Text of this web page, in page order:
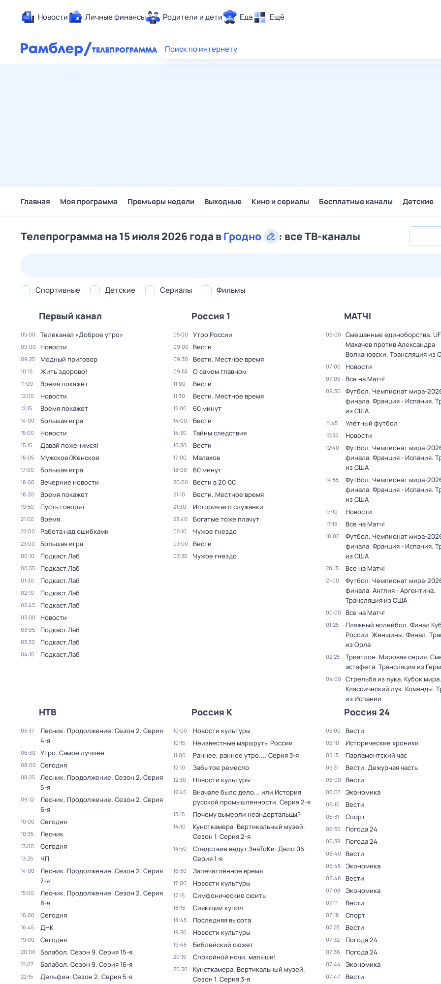
Новости Личные финансы Родители и дети Еда Ещё
Здоровье
Поиск по интернету
Главная Моя программа Премьеры недели Выходные Кино и сериалы Бесплатные каналы Детские
Телепрограмма на 15 июля 2026 года вГродно : все ТВ-каналы
Спортивные Детские Сериалы Фильмы
Первый канал
05:00 Телеканал «Доброе утро»
09:00 Новости
09:25 Модный приговор
10:15 Жить здорово!
11:00 Время покажет
12:00 Новости
12:15 Время покажет
14:00 Большая игра
15:00 Новости
15:15 Давай поженимся!
16:05 Мужское/Женское
17:00 Большая игра
18:00 Вечерние новости
18:30 Время покажет
19:50 Пусть говорят
21:00 Время
22:00 Работа над ошибками
23:00 Большая игра
00:10 Подкаст.Лаб
00:55 Подкаст.Лаб
01:30 Подкаст.Лаб
02:10 Подкаст.Лаб
02:45 Подкаст.Лаб
03:00 Новости
03:05 Подкаст.Лаб
03:30 Подкаст.Лаб
04:15 Подкаст.Лаб
Россия 1
05:00 Утро России
09:00 Вести
09:30 Вести. Местное время
09:55 О самом главном
11:00 Вести
11:30 Вести. Местное время
12:00 60 минут
14:00 Вести
14:30 Тайны следствия
16:30 Вести
17:00 Малахов
18:00 60 минут
20:00 Вести в 20:00
21:10 Вести. Местное время
21:30 История его служанки
23:40 Богатые тоже плачут
02:10 Чужое гнездо
03:00 Вести
03:30 Чужое гнездо
МАТЧ!
06:00
Смешанные единоборства.
Махачев против Александра
Волкановски. Трансляция из
07:00 Новости
07:05 Все на Матч!
09:30
Футбол. Чемпионат мира-
финала. Франция - Испания.
из США
11:45 Улётный футбол
12:35 Новости
12:40
Футбол. Чемпионат мира-
финала. Франция - Испания.
из США
14:55
Футбол. Чемпионат мира-
финала. Франция - Испания.
из США
17:10 Новости
17:15 Все на Матч!
18:00
Футбол. Чемпионат мира-
финала. Франция - Испания.
из США
20:15 Все на Матч!
21:00
Футбол. Чемпионат мира-
финала. Англия - Аргентина.
Трансляция из США
00:00 Все на Матч!
01:25
Пляжный волейбол. Финал
России. Женщины. Финал.
из Орла
02:25
Триатлон. Мировая серия.
эстафета. Трансляция из
04:00
Стрельба из лука. Кубок мира.
Классический лук. Команды.
из Испании
НТВ
05:37 Лесник. Продолжение. Сезон 2. Серия
4-я
06:30 Утро. Самое лучшее
08:00 Сегодня
08:25 Лесник. Продолжение. Сезон 2. Серия
5-я
09:12 Лесник. Продолжение. Сезон 2. Серия
6-я
10:00 Сегодня
10:35 Лесник
13:00 Сегодня
13:25 ЧП
14:00 Лесник. Продолжение. Сезон 2. Серия
7-я
15:00 Лесник. Продолжение. Сезон 2. Серия
8-я
16:00 Сегодня
16:45 ДНК
19:00 Сегодня
20:00 Балабол. Сезон 9. Серия 15-я
21:07 Балабол. Сезон 9. Серия 16-я
22:15 Дельфин. Сезон 2. Серия 5-я
Россия К
10:00 Новости культуры
10:15 Неизвестные маршруты России
11:00 Раннее, раннее утро.... Серия 3-я
12:10 Забытое ремесло
12:30 Новости культуры
12:45
Вначале было дело... или История
русской промышленности. Серия 2-я
13:15 Почему вымерли неандертальцы?
14:10 Кунсткамера. Вертикальный музей.
Сезон 1. Серия 2-я
14:50 Следствие ведут ЗнаТоКи. Дело 06.
Серия 1-я
16:30 Запечатлённое время
17:00 Новости культуры
17:15 Симфонические сюиты
18:15 Сияющий купол
18:45 Последняя высота
19:30 Новости культуры
19:45 Библейский сюжет
20:15 Спокойной ночи, малыши!
20:30 Кунсткамера. Вертикальный музей.
Сезон 1. Серия 3-я
Россия 24
05:00 Вести
05:10 Исторические хроники
05:15 Парламентский час
05:31 Вести. Дежурная часть
06:00 Вести
06:07 Экономика
06:10 Вести
06:31 Спорт
06:35 Погода 24
06:39 Погода 24
06:40 Вести
06:45 Экономика
06:48 Вести
07:08 Экономика
07:11 Вести
07:18 Спорт
07:23 Вести
07:32 Погода 24
07:36 Погода 24
07:44 Экономика
07:47 Вести